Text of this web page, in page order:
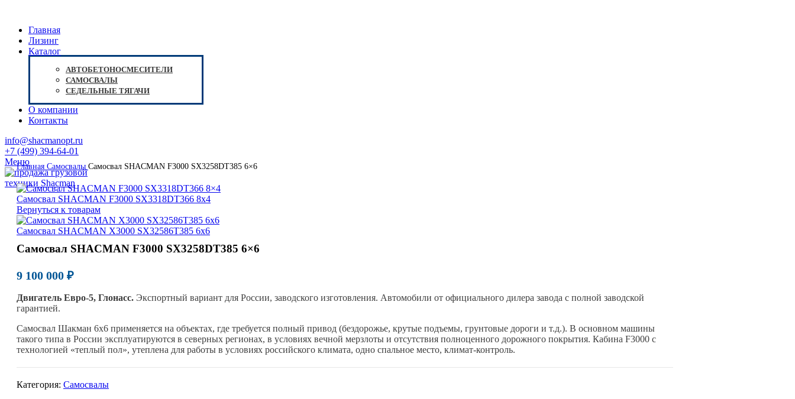
Главная
Лизинг
Каталог
АВТОБЕТОНОСМЕСИТЕЛИ
САМОСВАЛЫ
СЕДЕЛЬНЫЕ ТЯГАЧИ
О компании
Контакты
info@shacmanopt.ru
+7 (499) 394-64-01
МенюГлавная Самосвалы Самосвал SHACMAN F3000 SX3258DT385 6×6
Самосвал SHACMAN F3000 SX3318DT366 8x4
Вернуться к товарам
Самосвал SHACMAN X3000 SX32586T385 6x6
Самосвал SHACMAN F3000 SX3258DT385 6×6
9 100 000 ₽
Двигатель Евро-5, Глонасс. Экспортный вариант для России, заводского изготовления. Автомобили от официального дилера завода с полной заводской
гарантией.
Самосвал Шакман 6х6 применяется на объектах, где требуется полный привод (бездорожье, крутые подъемы, грунтовые дороги и т.д.). В основном машины
такого типа в России эксплуатируются в северных регионах, в условиях вечной мерзлоты и отсутствия полноценного дорожного покрытия. Кабина F3000 с
технологией «теплый пол», утеплена для работы в условиях российского климата, одно спальное место, климат-контроль.
Категория: Самосвалы